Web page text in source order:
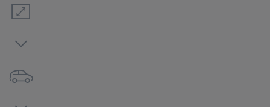
Mamer et Cappellen, facilitant les trajets
quotidiens et l'accès aux commodités.
emplacement stratégique, faisant de la Résidence